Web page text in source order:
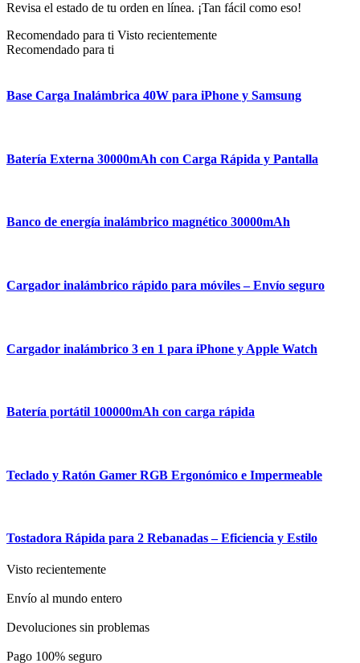
Revisa el estado de tu orden en línea. ¡Tan fácil como eso!
Recomendado para ti Visto recientemente
Recomendado para ti
Base Carga Inalámbrica 40W para iPhone y Samsung
Batería Externa 30000mAh con Carga Rápida y Pantalla
Banco de energía inalámbrico magnético 30000mAh
Cargador inalámbrico rápido para móviles – Envío seguro
Cargador inalámbrico 3 en 1 para iPhone y Apple Watch
Batería portátil 100000mAh con carga rápida
Teclado y Ratón Gamer RGB Ergonómico e Impermeable
Tostadora Rápida para 2 Rebanadas – Eficiencia y Estilo
Visto recientemente
Envío al mundo entero
Devoluciones sin problemas
Pago 100% seguro